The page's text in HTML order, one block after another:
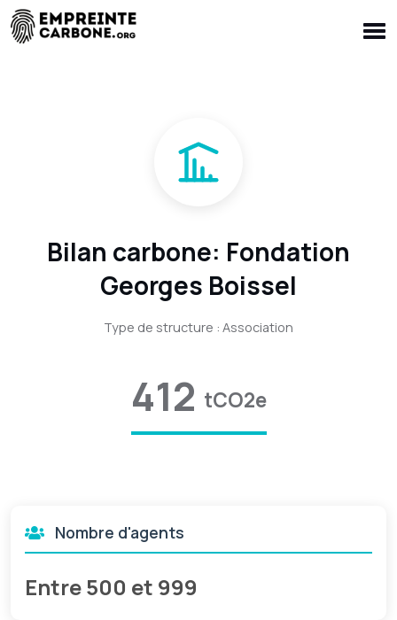
Bilan carbone: Fondation
Georges Boissel
Type de structure : Association
412 tCO2e
Nombre d'agents
Entre 500 et 999